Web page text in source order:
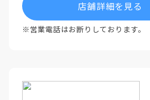
店舗詳細を見る
※営業電話はお断りしております。